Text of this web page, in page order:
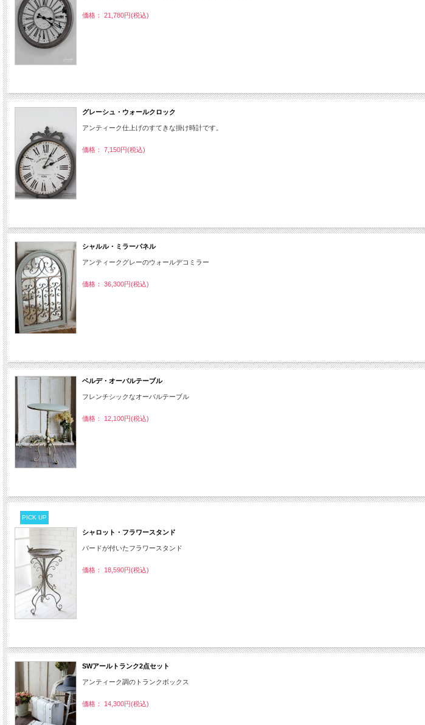
価格： 21,780円(税込)
グレーシュ・ウォールクロック
アンティーク仕上げのすてきな掛け時計です。
価格： 7,150円(税込)
シャルル・ミラーパネル
アンティークグレーのウォールデコミラー
価格： 36,300円(税込)
ベルデ・オーバルテーブル
フレンチシックなオーバルテーブル
価格： 12,100円(税込)
PICK UP
シャロット・フラワースタンド
バードが付いたフラワースタンド
価格： 18,590円(税込)
SWアールトランク2点セット
アンティーク調のトランクボックス
価格： 14,300円(税込)